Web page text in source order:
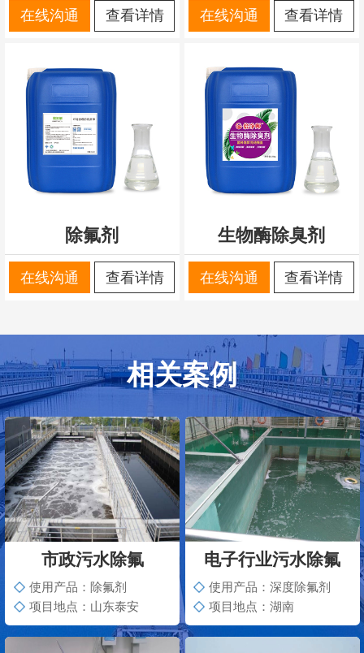
在线沟通 查看详情 在线沟通 查看详情
除氟剂
在线沟通 查看详情
生物酶除臭剂
在线沟通 查看详情
相关案例
市政污水除氟
使用产品：除氟剂
项目地点：山东泰安
电子行业污水除氟
使用产品：深度除氟剂
项目地点：湖南